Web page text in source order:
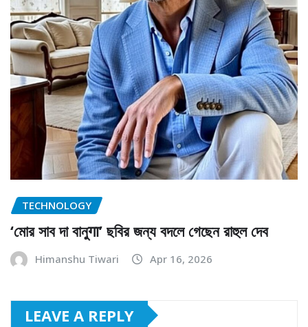
TECHNOLOGY
‘মোর সাব দা বানুगा’ ছবির জন্য বদলে গেছেন রাহুল দেব
Himanshu Tiwari Apr 16, 2026
LEAVE A REPLY